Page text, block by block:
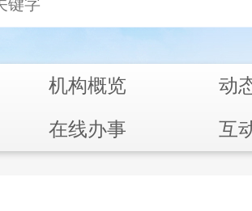
机构概览
动
在线办事
互